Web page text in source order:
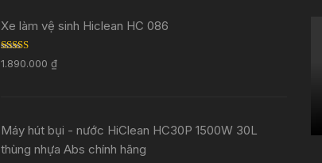
Xe làm vệ sinh Hiclean HC 086
Rated 5.00
out of 5
1.890.000 ₫
Máy hút bụi - nước HiClean HC30P 1500W 30L
thùng nhựa Abs chính hãng